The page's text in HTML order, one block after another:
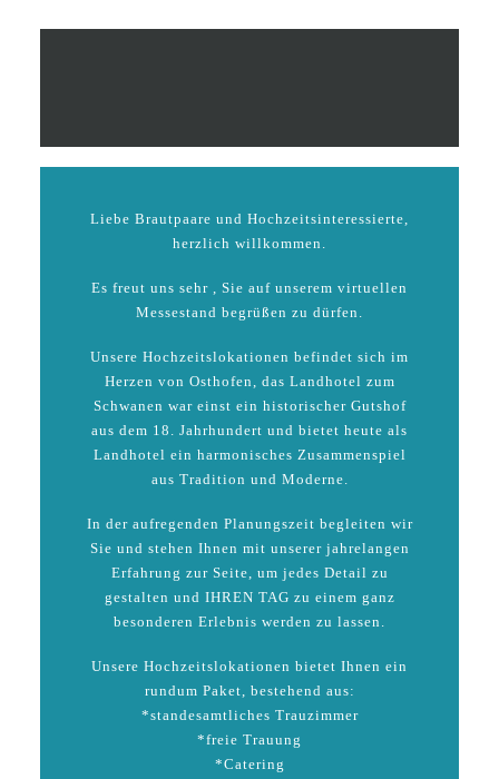
Liebe Brautpaare und Hochzeitsinteressierte,
herzlich willkommen.
Es freut uns sehr , Sie auf unserem virtuellen
Messestand begrüßen zu dürfen.
Unsere Hochzeitslokationen befindet sich im
Herzen von Osthofen, das Landhotel zum
Schwanen war einst ein historischer Gutshof
aus dem 18. Jahrhundert und bietet heute als
Landhotel ein harmonisches Zusammenspiel
aus Tradition und Moderne.
In der aufregenden Planungszeit begleiten wir
Sie und stehen Ihnen mit unserer jahrelangen
Erfahrung zur Seite, um jedes Detail zu
gestalten und IHREN TAG zu einem ganz
besonderen Erlebnis werden zu lassen.
Unsere Hochzeitslokationen bietet Ihnen ein
rundum Paket, bestehend aus:
*standesamtliches Trauzimmer
*freie Trauung
*Catering